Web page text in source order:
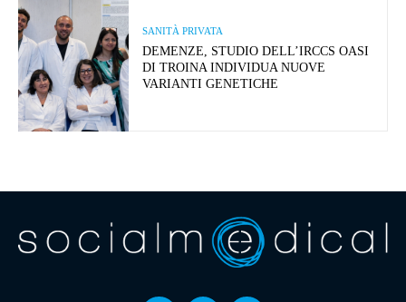
SANITÀ PRIVATA
DEMENZE, STUDIO DELL’IRCCS OASI
DI TROINA INDIVIDUA NUOVE
VARIANTI GENETICHE